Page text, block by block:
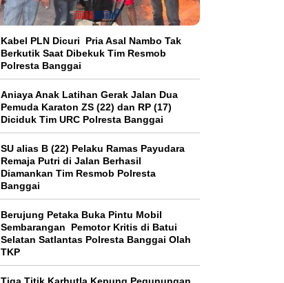
Kabel PLN Dicuri Pria Asal Nambo Tak
Berkutik Saat Dibekuk Tim Resmob
Polresta Banggai
Aniaya Anak Latihan Gerak Jalan Dua
Pemuda Karaton ZS (22) dan RP (17)
Diciduk Tim URC Polresta Banggai
SU alias B (22) Pelaku Ramas Payudara
Remaja Putri di Jalan Berhasil
Diamankan Tim Resmob Polresta
Banggai
Berujung Petaka Buka Pintu Mobil
Sembarangan Pemotor Kritis di Batui
Selatan Satlantas Polresta Banggai Olah
TKP
Tiga Titik Karhutla Kepung Pegunungan